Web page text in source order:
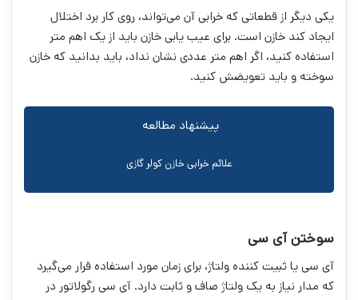
یکی دیگر از قطعاتی که خرابی آن می‌تواند، روی کار برد اختلال
ایجاد کند خازن است. برای عیب یابی خازن باید از یک اهم متر
استفاده کنید، اگر اهم متر عددی نشان نداد، باید بدانید که خازن
سوخته و باید تعویضش کنید.
پیشنهاد مطالعه
علائم خرابی خازن کولر گازی
سوختن آی سی
آی سی یا ثبیت کننده ولتاژ، برای زمان مورد استفاده قرار می‌گیرد
که مدار نیاز به یک ولتاژ صاف و ثابت دارد. آی سی رگولاتور در